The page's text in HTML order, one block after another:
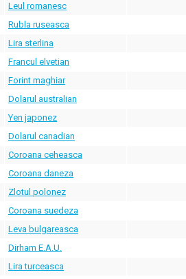
Leul romanesc
Rubla ruseasca
Lira sterlina
Francul elvetian
Forint maghiar
Dolarul australian
Yen japonez
Dolarul canadian
Coroana ceheasca
Coroana daneza
Zlotul polonez
Coroana suedeza
Leva bulgareasca
Dirham E.A.U.
Lira turceasca